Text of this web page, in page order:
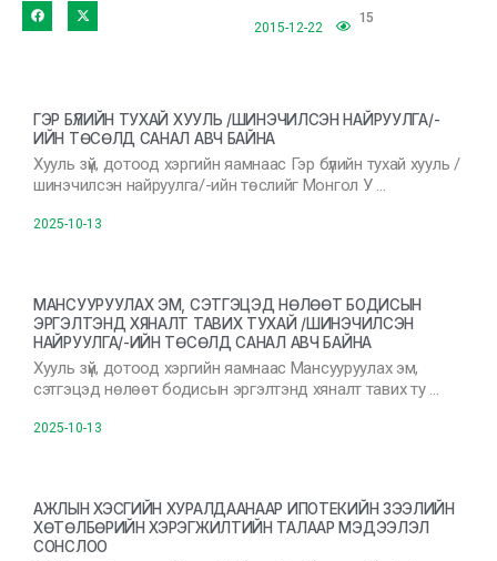
2015-12-22
15
ГЭР БҮЛИЙН ТУХАЙ ХУУЛЬ /ШИНЭЧИЛСЭН НАЙРУУЛГА/-
ИЙН ТӨСӨЛД САНАЛ АВЧ БАЙНА
Хууль зүй, дотоод хэргийн яамнаас Гэр бүлийн тухай хууль /
шинэчилсэн найруулга/-ийн төслийг Монгол У …
2025-10-13
МАНСУУРУУЛАХ ЭМ, СЭТГЭЦЭД НӨЛӨӨТ БОДИСЫН
ЭРГЭЛТЭНД ХЯНАЛТ ТАВИХ ТУХАЙ /ШИНЭЧИЛСЭН
НАЙРУУЛГА/-ИЙН ТӨСӨЛД САНАЛ АВЧ БАЙНА
Хууль зүй, дотоод хэргийн яамнаас Мансууруулах эм,
сэтгэцэд нөлөөт бодисын эргэлтэнд хяналт тавих ту …
2025-10-13
АЖЛЫН ХЭСГИЙН ХУРАЛДААНААР ИПОТЕКИЙН ЗЭЭЛИЙН
ХӨТӨЛБӨРИЙН ХЭРЭГЖИЛТИЙН ТАЛААР МЭДЭЭЛЭЛ
СОНСЛОО